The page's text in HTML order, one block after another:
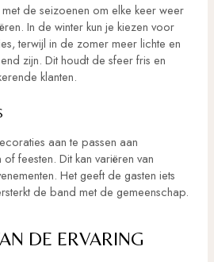
de seizoenen om elke keer weer
In de winter kun je kiezen voor
terwijl in de zomer meer lichte en
zijn. Dit houdt de sfeer fris en
klanten.
aan te passen aan
feesten. Dit kan variëren van
Het geeft de gasten iets
de band met de gemeenschap.
DE ERVARING